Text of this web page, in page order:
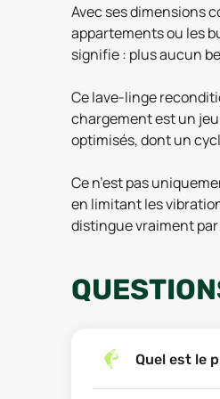
Avec ses dimensions
appartements ou les
signifie : plus aucun
Ce lave-linge
chargement est un
optimisés, dont un
Ce n’est pas
en limitant les
distingue vraiment
Quel est le